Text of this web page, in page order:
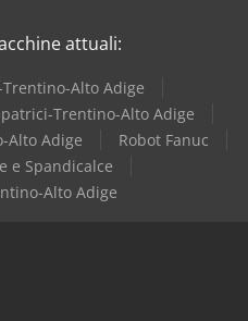
attuali:
Alto Adige
Trentino-Alto Adige
Alto Adige
Robot Fanuc
e Spandicalce
Alto Adige